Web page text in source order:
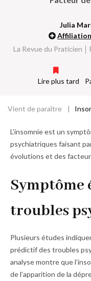
Julia
La Revue du Praticien
Lire plus tard
Fil
d'Ariane
Vient de paraître
L’insomnie est un
psychiatriques faisant
évolutions et des
Symptôme
troubles
Plusieurs études
prédictif des troubles
analyse montre que
de l’apparition de la